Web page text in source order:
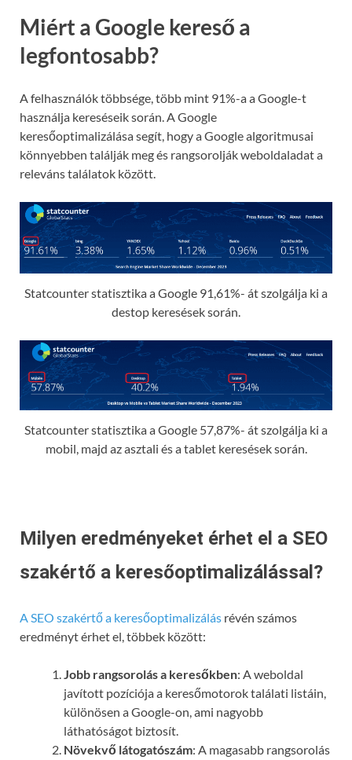
Miért a Google kereső a
legfontosabb?
A felhasználók többsége, több mint 91%-a a Google-t
használja kereséseik során. A Google
keresőoptimalizálása segít, hogy a Google algoritmusai
könnyebben találják meg és rangsorolják weboldaladat a
releváns találatok között.
Statcounter statisztika a Google 91,61%- át szolgálja ki a
destop keresések során.
Statcounter statisztika a Google 57,87%- át szolgálja ki a
mobil, majd az asztali és a tablet keresések során.
Milyen eredményeket érhet el a SEO
szakértő a keresőoptimalizálással?
A SEO szakértő a keresőoptimalizálás révén számos
eredményt érhet el, többek között:
Jobb rangsorolás a keresőkben: A weboldal
javított pozíciója a keresőmotorok találati listáin,
különösen a Google-on, ami nagyobb
láthatóságot biztosít.
Növekvő látogatószám: A magasabb rangsorolás